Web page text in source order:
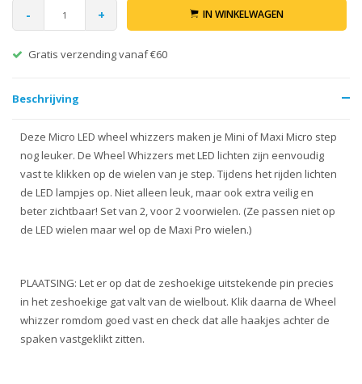
- + IN WINKELWAGEN
Gratis verzending vanaf €60
Beschrijving
Deze Micro LED wheel whizzers maken je Mini of Maxi Micro step
nog leuker. De Wheel Whizzers met LED lichten zijn eenvoudig
vast te klikken op de wielen van je step. Tijdens het rijden lichten
de LED lampjes op. Niet alleen leuk, maar ook extra veilig en
beter zichtbaar! Set van 2, voor 2 voorwielen. (Ze passen niet op
de LED wielen maar wel op de Maxi Pro wielen.)
PLAATSING: Let er op dat de zeshoekige uitstekende pin precies
in het zeshoekige gat valt van de wielbout. Klik daarna de Wheel
whizzer romdom goed vast en check dat alle haakjes achter de
spaken vastgeklikt zitten.